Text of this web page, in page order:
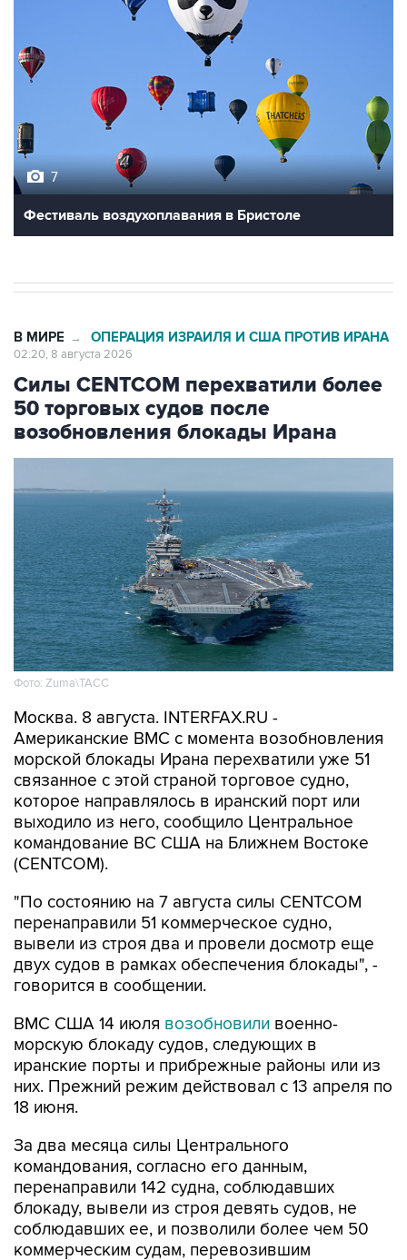
Фестиваль воздухоплавания в Бристоле
Силы CENTCOM перехватили более
50 торговых судов после
возобновления блокады Ирана
Фото: Zuma\ТАСС
Москва. 8 августа. INTERFAX.RU -
морской блокады Ирана перехватили уже 51
связанное с этой страной торговое судно,
которое направлялось в иранский порт или
выходило из него, сообщило Центральное
командование ВС США на Ближнем Востоке
(CENTCOM).
"По состоянию на 7 августа силы CENTCOM
вывели из строя два и провели досмотр еще
двух судов в рамках обеспечения блокады", -
говорится в сообщении.
ВМС США 14 июлявозобновили
иранские порты и прибрежные районы или из
них. Прежний режим действовал с 13 апреля по
18 июня.
За два месяца силы Центрального
перенаправили 142 судна, соблюдавших
блокаду, вывели из строя девять судов, не
соблюдавших ее, и позволили более чем 50
коммерческим судам, перевозившим
гуманитарную помощь, пройти через зону
блокады.